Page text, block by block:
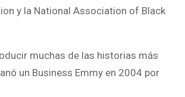
y la National Association of Black
muchas de las historias más
un Business Emmy en 2004 por